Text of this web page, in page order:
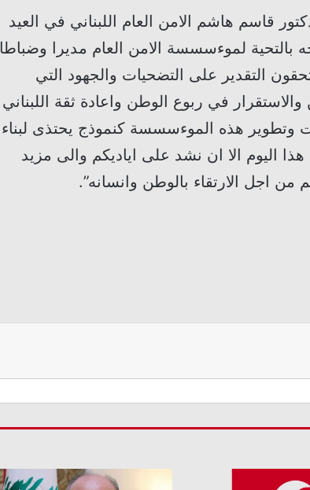
قاسم هاشم الامن العام اللبناني في العيد
بالتحية لموءسسسة الامن العام مديرا وضباطا
التقدير على التضحيات والجهود التي
في ربوع الوطن واعادة ثقة اللبناني
هذه الموءسسسة كنموذج يحتذى لبناء
اليوم الا ان نشد على اياديكم والى مزيد
اجل الارتقاء بالوطن وانسانه”.